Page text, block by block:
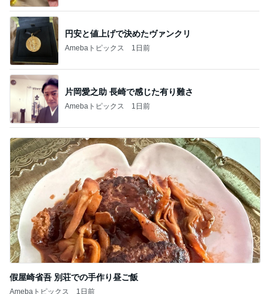
円安と値上げで決めたヴァンクリ
Amebaトピックス 1日前
片岡愛之助 長崎で感じた有り難さ
Amebaトピックス 1日前
假屋崎省吾 別荘での手作り昼ご飯
Amebaトピックス 1日前